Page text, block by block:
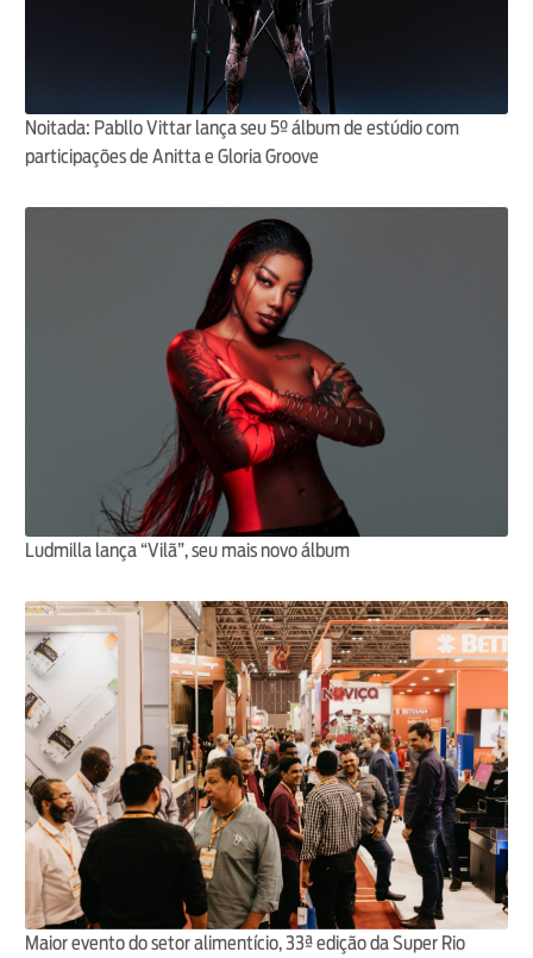
Noitada: Pabllo Vittar lança seu 5º álbum de estúdio com
participações de Anitta e Gloria Groove
Ludmilla lança “Vilã”, seu mais novo álbum
Maior evento do setor alimentício, 33ª edição da Super Rio